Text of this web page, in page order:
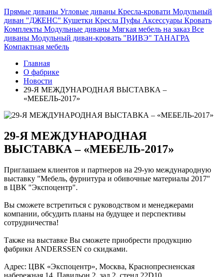
Прямые диваны Угловые диваны Кресла-кровати Модульный
диван "ДЖЕНС" Кушетки Кресла Пуфы Аксессуары Кровать
Комплекты Модульные диваны Мягкая мебель на заказ Все
диваны Модульный диван-кровать "ВИВЭ" ТАНАГРА
Компактная мебель
Главная
О фабрике
Новости
29-Я МЕЖДУНАРОДНАЯ ВЫСТАВКА –
«МЕБЕЛЬ-2017»
29-Я МЕЖДУНАРОДНАЯ
ВЫСТАВКА – «МЕБЕЛЬ-2017»
Приглашаем клиентов и партнеров на 29-ую международную
выставку "Мебель, фурнитура и обивочные материалы 2017"
в ЦВК "Экспоцентр".
Вы сможете встретиться с руководством и менеджерами
компании, обсудить планы на будущее и перспективы
сотрудничества!
Также на выставке Вы сможете приобрести продукцию
фабрики ANDERSSEN со скидками.
Адрес: ЦВК «Экспоцентр», Москва, Краснопресненская
набережная 14. Павильон 2, зал 2, стенд 22D10